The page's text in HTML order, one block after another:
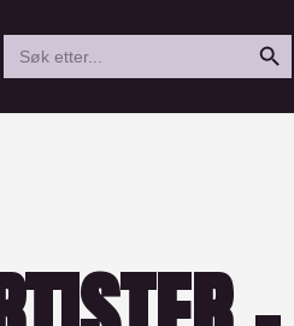
Search
for:
Search Button